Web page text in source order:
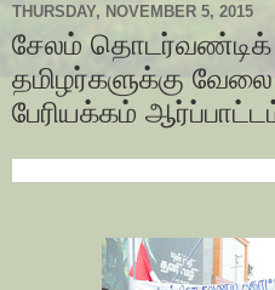
THURSDAY, NOVEMBER 5, 2015
சேலம் தொடர்வண்டிக்
தமிழர்களுக்கு
பேரியக்கம்